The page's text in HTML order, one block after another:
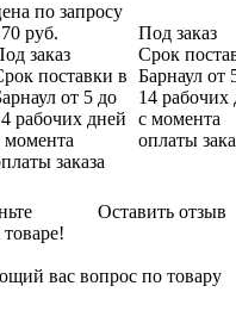
по запросу
руб.
заказ
поставки в
от 5 до
рабочих дней
момента
заказа
Под заказ
Срок
Барнаул от
14 рабочих
с момента
оплаты
Оставить отзыв
вас вопрос по товару